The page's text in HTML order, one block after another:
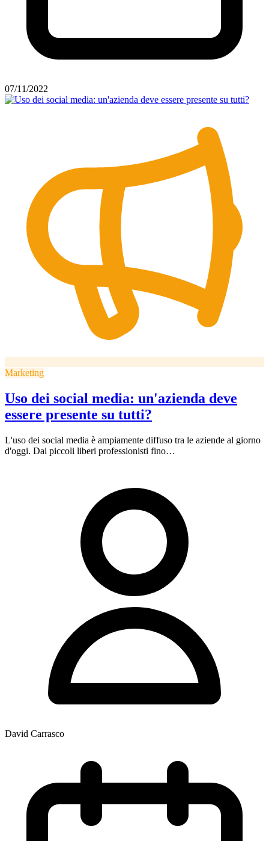
07/11/2022
Marketing
Uso dei social media: un'azienda deve
essere presente su tutti?
L'uso dei social media è ampiamente diffuso tra le aziende al giorno
d'oggi. Dai piccoli liberi professionisti fino…
David Carrasco